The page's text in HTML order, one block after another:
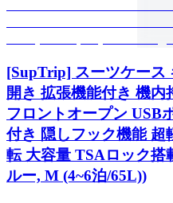
[SupTrip] スーツケース
開き 拡張機能付き 機
フロントオープン USB
付き 隠しフック機能 超
転 大容量 TSAロック搭
ルー, M (4~6泊/65L))